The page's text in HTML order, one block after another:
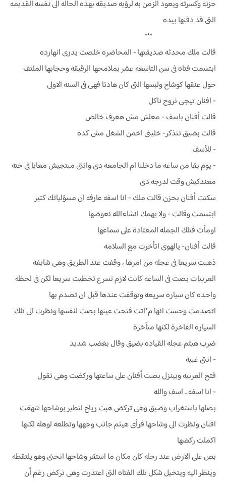
حزنه وكسرته ويعود الزمن به لرؤيه صديقه بهذه الحاله الى نفسه القديمه
التى قد دفنها بيده
***
قالت ملك محدثه صديقتها - المحاضره خلصت بدرى انهارده
ابتسمت فتاه فى سن التاسعه عشر بملامحها الرقيقه وحجابها الملتف
حول عنقها كوشاح ولبسها التى كان هادئا فهى فى السنه الاولى
- افنان تيجى نروح ناكل
قالت أفنان باسف - معلش مش هعرف خالص
قالت بضيق نتذكر- خلينى اخمن الشغل مش كده
- للأسف
- يوم بقا من ساعه ما دخلنا ام الجامعه دى وانتى مبتجيش معايا فى حته
معندكيش وقت لدرجه دى
سكتت أفنان بحزن قالت ملك - انا اسفه عارفه ان مسؤلياتك كتير
ابتسمت وقالت - ولا يهمك انشاءالله نعوضها
اومأت فتلك الجمله المعتادة على سماعها
قالت أفنان- يالهوى اتأخرت مع السلامه
ذهبت سريعا فى عجله من امرها ، وقفت عند الطريق وهى شايفه
العربيات بصت فى الساعه كانت لازم تسرع تخطيت سريعا لكن فى لحظه
واحده كان سياره سريعه وتوقفت عندها قبل ان تصدم بها
اتصدمت وحست انها م*اتت فتحت عينها بصت لنفسها ونظرت الى تلك
السياره الفاخرة لكنها متأخرة
ضرب هيثم عجله القياده بضيق وقال بغضب شديد
- انتى غبيه
فتح العربيه وبينزل بصت أفنان على ساعتها وركضت وهى تقول
- انا اسفه .. اسف والله
بصلها باستغراب وضيق وهى تركض هبت رياح لتطير بوشاحها شهقت
افنان ونظرت الى وشاحها فرأى هيثم جانب وجهها وتطلعه لوهله لكنها
اكملت ركضها
بص على الارض عند رجله كان مكان ما استقر وشاحها انحنى وهو يلتقطه
وينظر اليه ويتخيل شكل تلك الفتاه التى اعتذرت وهى تركض رغم أن